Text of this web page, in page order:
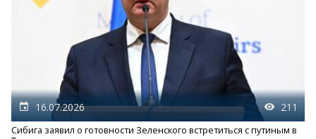
16.07.2026 211
Сибига заявил о готовности Зеленского встретиться с путиным в